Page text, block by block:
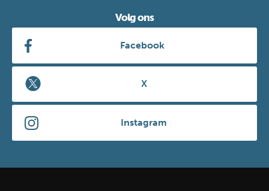
Volg ons
Facebook
X
Instagram